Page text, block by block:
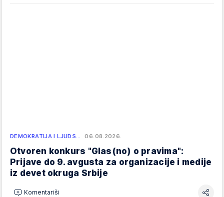
DEMOKRATIJA I LJUDS… 06.08.2026.
Otvoren konkurs "Glas(no) o pravima":
Prijave do 9. avgusta za organizacije i medije
iz devet okruga Srbije
Komentariši